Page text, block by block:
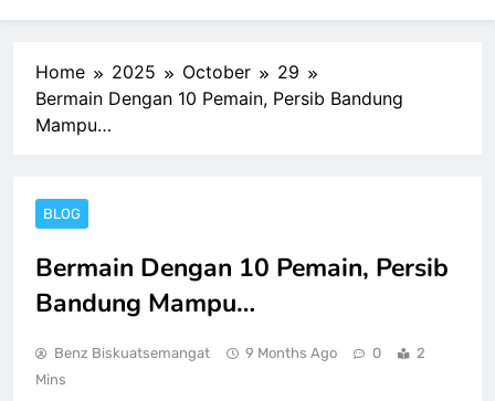
Home 2025 October
29
Bermain Dengan 10 Pemain, Persib Bandung
Mampu…
BLOG
Bermain Dengan 10 Pemain, Persib
Bandung Mampu…
Benz Biskuatsemangat 9 Months Ago 0
2
Mins